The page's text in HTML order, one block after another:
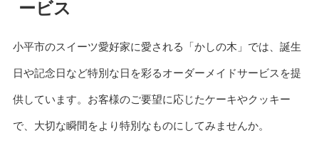
ービス
小平市のスイーツ愛好家に愛される「かしの木」では、誕生
日や記念日など特別な日を彩るオーダーメイドサービスを提
供しています。お客様のご要望に応じたケーキやクッキー
で、大切な瞬間をより特別なものにしてみませんか。